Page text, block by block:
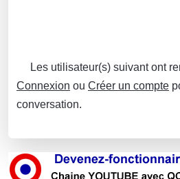
Les utilisateur(s) suivant ont
Connexion ou Créer un compte
conversation.